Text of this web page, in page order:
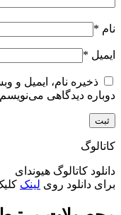
نام *
ایمیل *
ذخیره نام، ایمیل و
دوباره دیدگاهی
کاتالوگ
دانلود کاتالوگ هیوندای
برای دانلود روی لینک